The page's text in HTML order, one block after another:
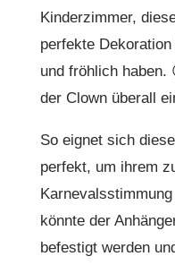
Kinderzimmer,
perfekte
und fröhlich
der Clown überall
So eignet sich
perfekt, um ihrem
könnte der
befestigt werden